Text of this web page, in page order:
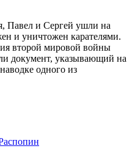
Павел и Сергей ушли на
и уничтожен карателями.
второй мировой войны
документ, указывающий на
одного из